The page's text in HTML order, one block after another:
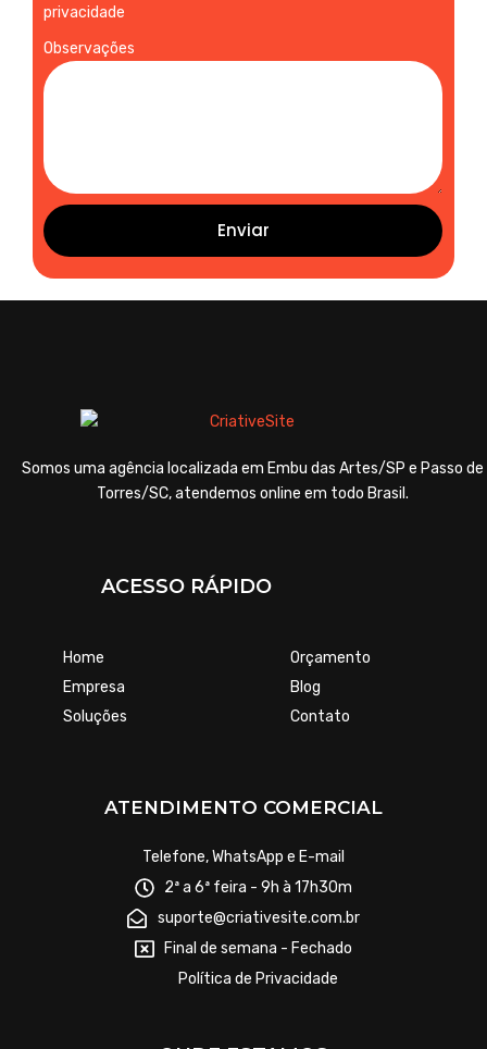
privacidade
Observações
Enviar
Somos uma agência localizada em Embu das Artes/SP e Passo de
Torres/SC, atendemos online em todo Brasil.
ACESSO RÁPIDO
Home
Empresa
Soluções
Orçamento
Blog
Contato
ATENDIMENTO COMERCIAL
Telefone, WhatsApp e E-mail
2ª a 6ª feira - 9h à 17h30m
suporte@criativesite.com.br
Final de semana - Fechado
Política de Privacidade